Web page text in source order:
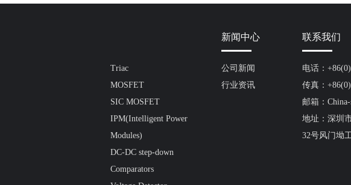
Triac
MOSFET
SIC MOSFET
IPM(Intelligent Power
Modules)
DC-DC step-down
Comparators
新闻中心
公司新闻
行业资讯
联系我们
电话：
传真：
邮箱：China-
地址：深圳
32号风门坳